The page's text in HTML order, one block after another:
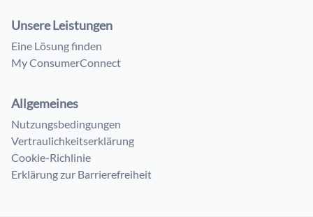
Unsere Leistungen
Eine Lösung finden
My ConsumerConnect
Allgemeines
Nutzungsbedingungen
Vertraulichkeitserklärung
Cookie-Richlinie
Erklärung zur Barrierefreiheit